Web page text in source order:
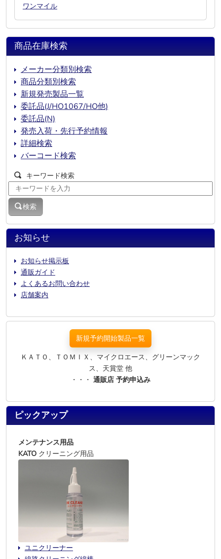
ワンマイル
お知らせ
お知らせ掲示板
通販ガイド
よくあるお問い合わせ
店舗案内
商品在庫検索
メーカー分類別検索
商品分類別検索
新規発売製品一覧
委託品(J/HO1067/HO他)
委託品(N)
発売入荷・先行予約情報
詳細検索
バーコード検索
キーワード検索
検索
新規予約開始製品一覧
ＫＡＴＯ、ＴＯＭＩＸ、マイクロエース、グリーンマック
ス、天賞堂 他
・・・ 通販店 予約申込み
ピックアップ
メンテナンス用品
KATO クリーニング用品
ユニクリーナー